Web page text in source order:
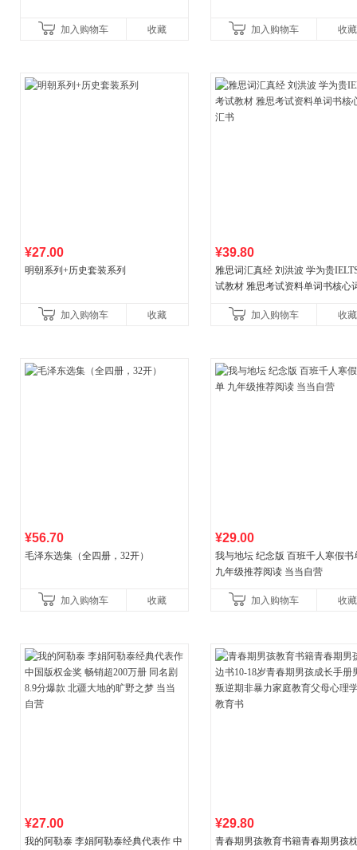
加入购物车 收藏 加入购物车 收藏
¥27.00
明朝系列+历史套装系列
加入购物车 收藏
¥39.80
雅思词汇真经 刘洪波 学为贵
试教材 雅思考试资料单词书核心
加入购物车
收藏
¥56.70
毛泽东选集（全四册，32开）
加入购物车 收藏
¥29.00
我与地坛 纪念版 百班千人寒假书
九年级推荐阅读 当当自营
加入购物车 收藏
¥27.00
我的阿勒泰 李娟阿勒泰经典代表作 中
¥29.80
青春期男孩教育书籍青春期男孩